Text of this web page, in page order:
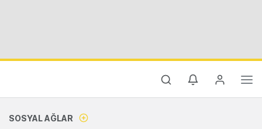
SOSYAL AĞLAR